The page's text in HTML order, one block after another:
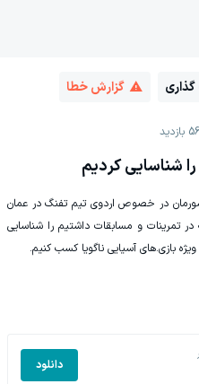
بازدید
گذاری گزارش خطا
شناسایی کردیم
در خصوص اردوی تیم تفنگ در عمان
تمرینات و مسابقات داشتیم را شناسایی
بازی.های آسیایی ناگویا کسب کنیم.
دانلود